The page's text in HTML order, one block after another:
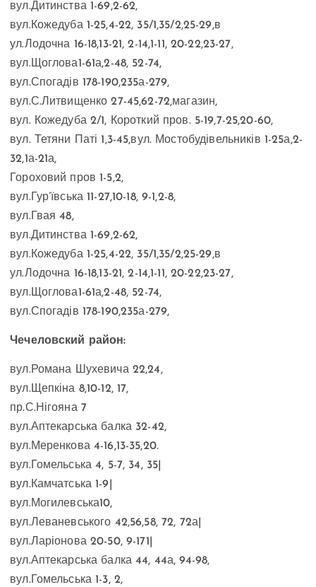
вул.Дитинства 1-69,2-62,
вул.Кожедуба 1-25,4-22, 35/1,35/2,25-29,в
ул.Лодочна 16-18,13-21, 2-14,1-11, 20-22,23-27,
вул.Щоглова1-61а,2-48, 52-74,
вул.Спогадів 178-190,235а-279,
вул.С.Литвищенко 27-45,62-72,магазин,
вул. Кожедуба 2/1, Короткий пров. 5-19,7-25,20-60,
вул. Тетяни Паті 1,3-45,вул. Мостобудівельників 1-25а,2-
32,1а-21а,
Гороховий пров 1-5,2,
вул.Гур’ївська 11-27,10-18, 9-1,2-8,
вул.Гвая 48,
вул.Дитинства 1-69,2-62,
вул.Кожедуба 1-25,4-22, 35/1,35/2,25-29,в
ул.Лодочна 16-18,13-21, 2-14,1-11, 20-22,23-27,
вул.Щоглова1-61а,2-48, 52-74,
вул.Спогадів 178-190,235а-279,
Чечеловский район:
вул.Романа Шухевича 22,24,
вул.Щепкіна 8,10-12, 17,
пр.С.Нігояна 7
вул.Аптекарська балка 32-42,
вул.Меренкова 4-16,13-35,20.
вул.Гомельська 4, 5-7, 34, 35|
вул.Камчатська 1-9|
вул.Могилевська10,
вул.Леваневського 42,56,58, 72, 72а|
вул.Ларіонова 20-50, 9-171|
вул.Аптекарська балка 44, 44а, 94-98,
вул.Гомельська 1-3, 2,